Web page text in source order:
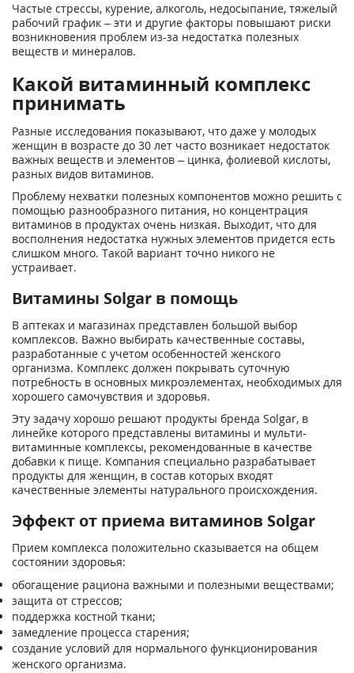
Частые стрессы, курение, алкоголь, недосыпание, тяжелый
рабочий график – эти и другие факторы повышают риски
возникновения проблем из-за недостатка полезных
веществ и минералов.
Какой витаминный комплекс
принимать
Разные исследования показывают, что даже у молодых
женщин в возрасте до 30 лет часто возникает недостаток
важных веществ и элементов – цинка, фолиевой кислоты,
разных видов витаминов.
Проблему нехватки полезных компонентов можно решить с
помощью разнообразного питания, но концентрация
витаминов в продуктах очень низкая. Выходит, что для
восполнения недостатка нужных элементов придется есть
слишком много. Такой вариант точно никого не
устраивает.
Витамины Solgar в помощь
В аптеках и магазинах представлен большой выбор
комплексов. Важно выбирать качественные составы,
разработанные с учетом особенностей женского
организма. Комплекс должен покрывать суточную
потребность в основных микроэлементах, необходимых для
хорошего самочувствия и здоровья.
Эту задачу хорошо решают продукты бренда Solgar, в
линейке которого представлены витамины и мульти-
витаминные комплексы, рекомендованные в качестве
добавки к пище. Компания специально разрабатывает
продукты для женщин, в состав которых входят
качественные элементы натурального происхождения.
Эффект от приема витаминов Solgar
Прием комплекса положительно сказывается на общем
состоянии здоровья:
обогащение рациона важными и полезными веществами;
защита от стрессов;
поддержка костной ткани;
замедление процесса старения;
создание условий для нормального функционирования
женского организма.